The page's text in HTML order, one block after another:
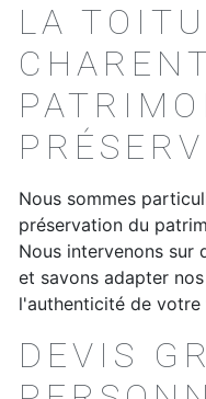
LA
Nous sommes
préservation du
Nous intervenons sur
et savons adapter
l'authenticité de votre
DEVIS